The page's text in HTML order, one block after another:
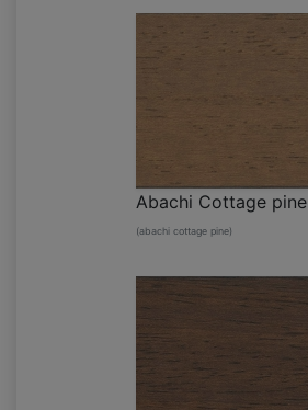
Abachi Cottage pine
(abachi cottage pine)